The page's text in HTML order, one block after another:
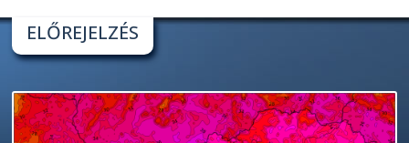
ELŐREJELZÉS